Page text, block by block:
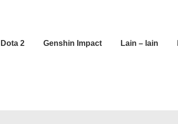
Dota 2 Genshin Impact Lain – lain